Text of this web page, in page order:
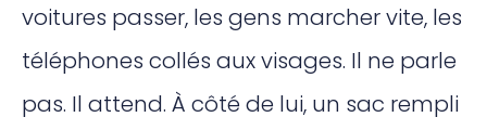
voitures passer, les gens marcher vite, les
téléphones collés aux visages. Il ne parle
pas. Il attend. À côté de lui, un sac rempli